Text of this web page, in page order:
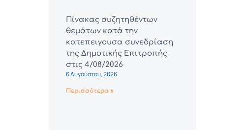
Πίνακας συζητηθέντων
θεμάτων κατά την
κατεπειγουσα συνεδρίαση
της Δημοτικής Επιτροπής
στις 4/08/2026
6 Αυγούστου, 2026
Περισσότερα »